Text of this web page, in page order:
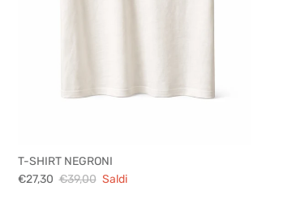
T-SHIRT NEGRONI
€27,30 €39,00 Saldi